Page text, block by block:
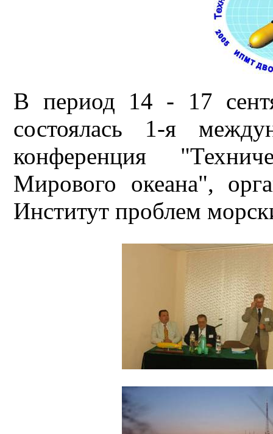
В период 14 - 17
состоялась 1-я
конференция
Мирового океана",
Институт проблем